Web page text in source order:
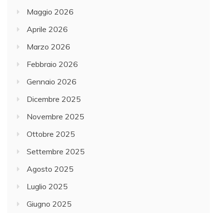
Maggio 2026
Aprile 2026
Marzo 2026
Febbraio 2026
Gennaio 2026
Dicembre 2025
Novembre 2025
Ottobre 2025
Settembre 2025
Agosto 2025
Luglio 2025
Giugno 2025